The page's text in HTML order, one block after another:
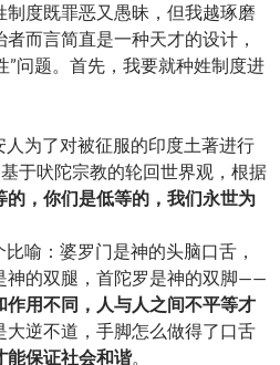
度既罪恶又愚昧，但我越琢磨
而言简直是一种天才的设计，
”问题。首先，我要就种姓制度进
人为了对被征服的印度土著进行
于吠陀宗教的轮回世界观，根据
的，你们是低等的，我们永世为
喻：婆罗门是神的头脑口舌，
神的双腿，首陀罗是神的双脚——
作用不同，人与人之间不平等才
大逆不道，手脚怎么做得了口舌
能保证社会和谐。